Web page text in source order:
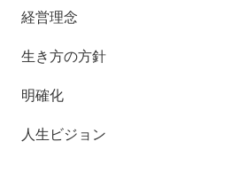
経営理念
生き方の方針
明確化
人生ビジョン